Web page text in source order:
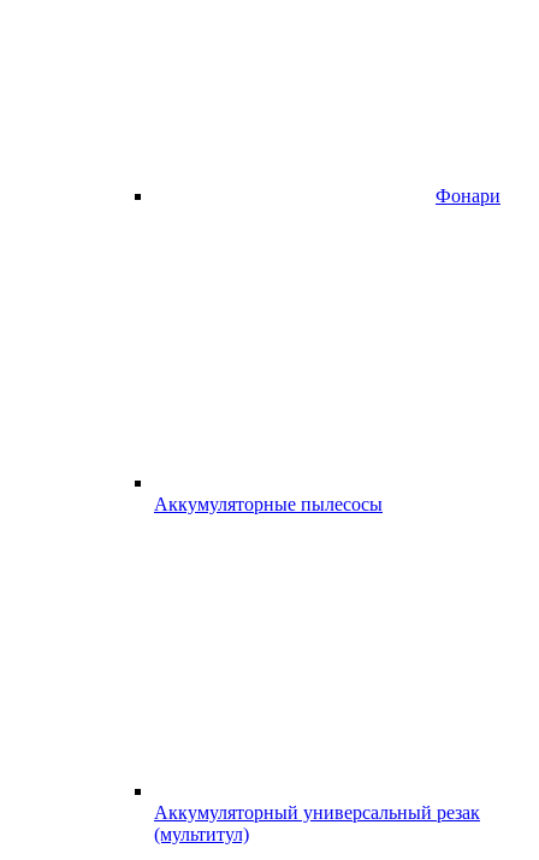
Фонари
Аккумуляторные пылесосы
Аккумуляторный универсальный резак
(мультитул)